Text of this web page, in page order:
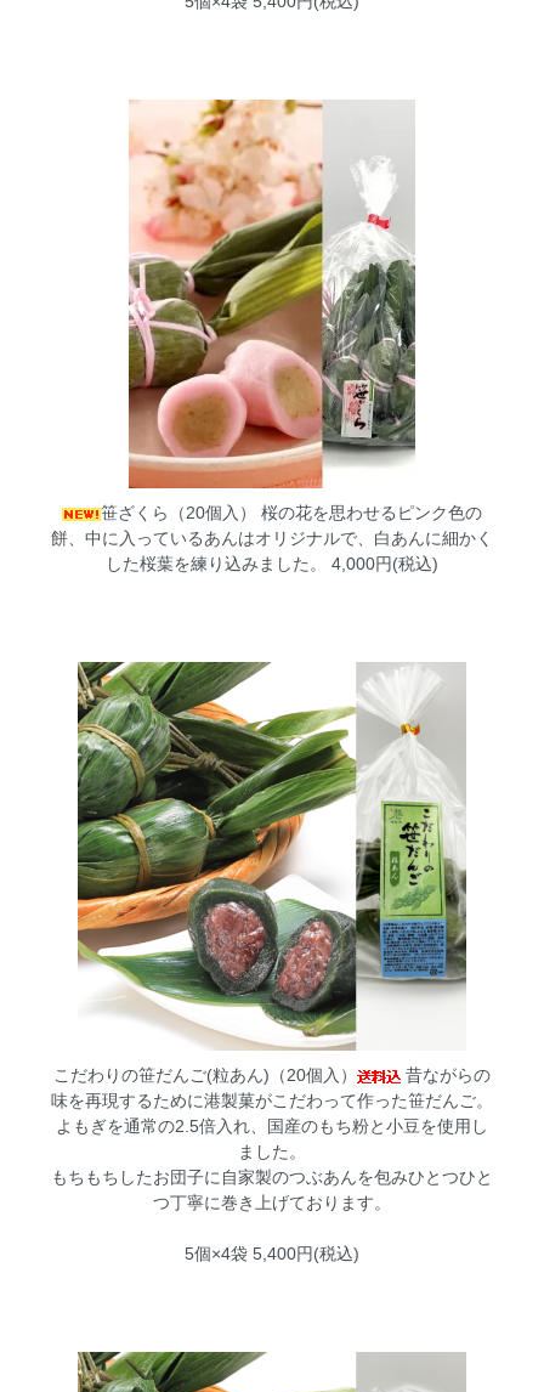
笹ざくら（20個入）
桜の花を思わせるピンク色の
餅、中に入っているあんはオリジナルで、白あんに細かく
した桜葉を練り込みました。 4,000円(税込)
こだわりの笹だんご(粒あん)（20個入）
昔ながらの
味を再現するために港製菓がこだわって作った笹だんご。
よもぎを通常の2.5倍入れ、国産のもち粉と小豆を使用し
ました。
もちもちしたお団子に自家製のつぶあんを包みひとつひと
つ丁寧に巻き上げております。
5個×4袋 5,400円(税込)